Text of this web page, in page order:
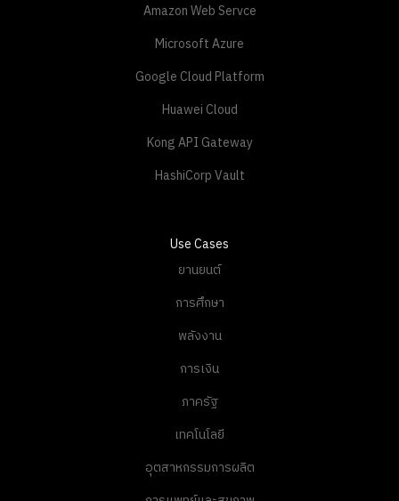
Amazon Web Servce
Microsoft Azure
Google Cloud Platform
Huawei Cloud
Kong API Gateway
HashiCorp Vault
Use Cases
ยานยนต์
การศึกษา
พลังงาน
การเงิน
ภาครัฐ
เทคโนโลยี
อุตสาหกรรมการผลิต